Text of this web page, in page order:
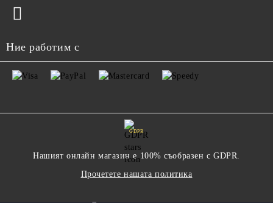
Ние работим с
GDPR
Нашият онлайн магазин е 100% съобразен с GDPR.
Прочетете нашата политика